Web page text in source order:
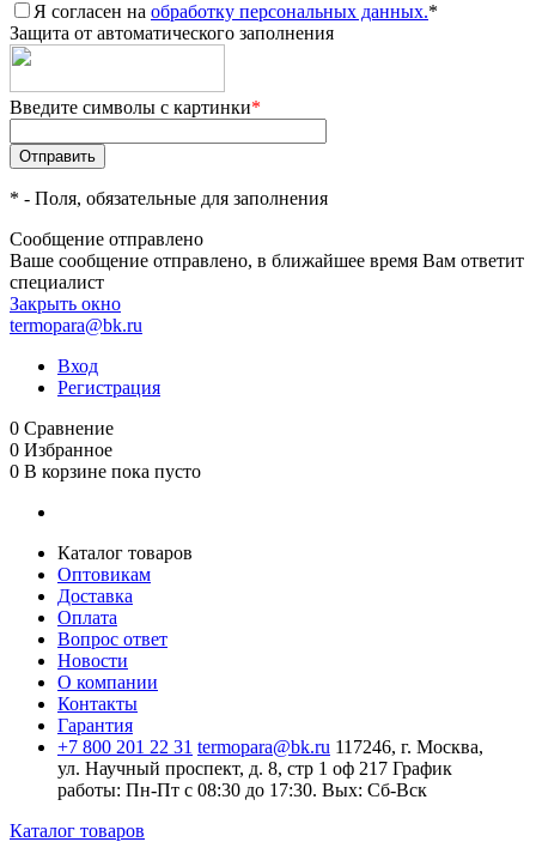
Я согласен на обработку персональных данных.*
Защита от автоматического заполнения
Введите символы с картинки*
* - Поля, обязательные для заполнения
Сообщение отправлено
Ваше сообщение отправлено, в ближайшее время Вам ответит
специалист
Закрыть окно
termopara@bk.ru
Вход
Регистрация
0 Сравнение
0 Избранное
0 В корзине пока пусто
Каталог товаров
Оптовикам
Доставка
Оплата
Вопрос ответ
Новости
О компании
Контакты
Гарантия
+7 800 201 22 31 termopara@bk.ru 117246, г. Москва,
ул. Научный проспект, д. 8, стр 1 оф 217 График
работы: Пн‑Пт с 08:30 до 17:30. Вых: Сб‑Вск
Каталог товаров